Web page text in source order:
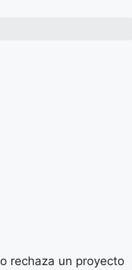
rechaza un proyecto